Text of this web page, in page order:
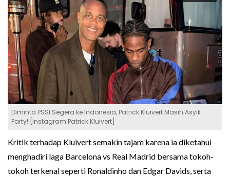
Diminta PSSI Segera ke Indonesia, Patrick Kluivert Masih Asyik
Party! [Instagram Patrick Kluivert]
Kritik terhadap Kluivert semakin tajam karena ia diketahui
menghadiri laga Barcelona vs Real Madrid bersama tokoh-
tokoh terkenal seperti Ronaldinho dan Edgar Davids, serta